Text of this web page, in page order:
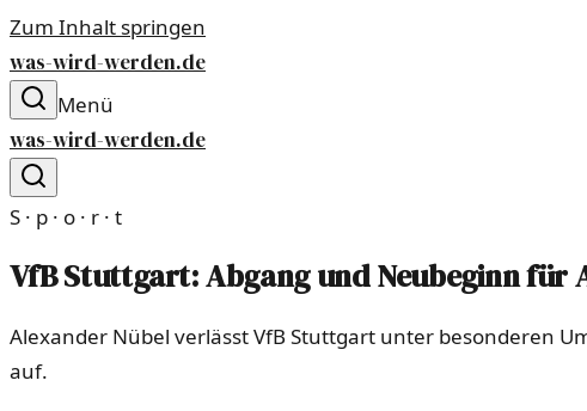
Zum Inhalt springen
was-wird-werden.de
Menü
was-wird-werden.de
S · p · o · r · t
VfB Stuttgart: Abgang und Neubeginn für
Alexander Nübel verlässt VfB Stuttgart unter besonderen
auf.